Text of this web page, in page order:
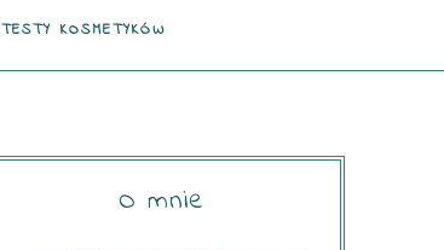
TESTY KOSMETYKÓW
O mnie